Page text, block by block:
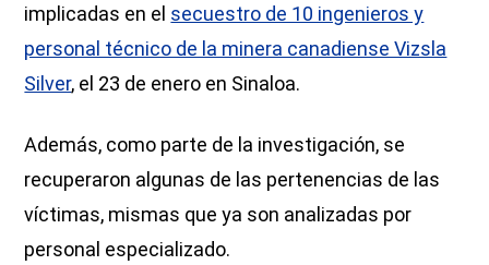
implicadas en el secuestro de 10 ingenieros y
personal técnico de la minera canadiense Vizsla
Silver, el 23 de enero en Sinaloa.
Además, como parte de la investigación, se
recuperaron algunas de las pertenencias de las
víctimas, mismas que ya son analizadas por
personal especializado.